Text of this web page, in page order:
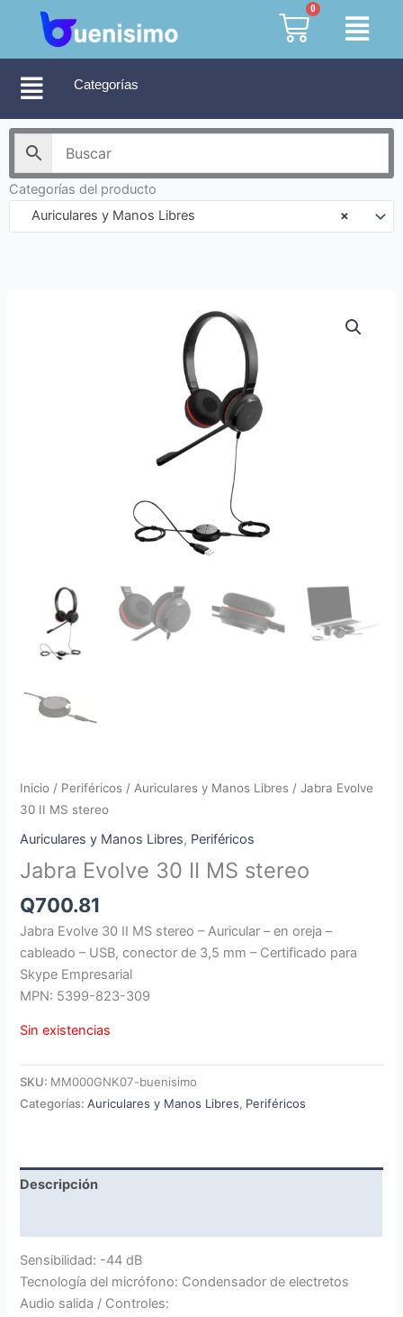
contenido
0
Cart
Categorías
Categorías del producto
×
Auriculares y Manos Libres
Inicio / Periféricos /Auriculares y Manos Libres / Jabra Evolve
30 II MS stereo
Auriculares y Manos Libres, Periféricos
Jabra Evolve 30 II MS stereo
Q700.81
Jabra Evolve 30 II MS stereo – Auricular – en oreja –
cableado – USB, conector de 3,5 mm – Certificado para
Skype Empresarial
MPN: 5399-823-309
Sin existencias
SKU: MM000GNK07-buenisimo
Categorías:Auriculares y Manos Libres, Periféricos
Descripción
Sensibilidad: -44 dB
Tecnología del micrófono: Condensador de electretos
Audio salida / Controles: